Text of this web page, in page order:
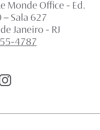
Monde Office - Ed.
Sala 627
Janeiro - RJ
4787